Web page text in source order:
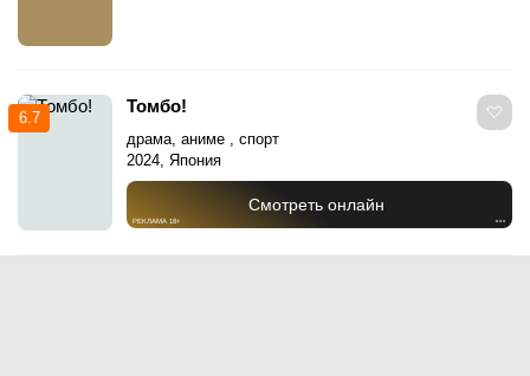
6.7
Томбо!
драма, аниме , спорт
2024, Япония
РЕКЛАМА 18+ •••
Смотреть онлайн